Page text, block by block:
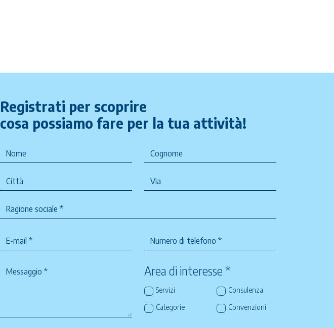
Registrati per scoprire
cosa possiamo fare per la tua attività!
Area di interesse *
Servizi
Consulenza
Categorie
Convenzioni